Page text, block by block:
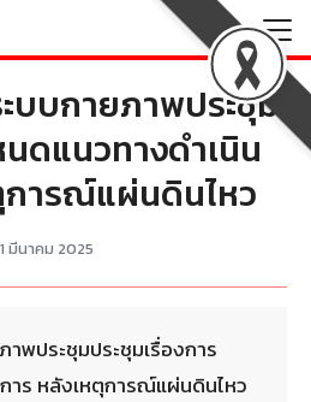
บบกายภาพประชุม
นดแนวทางดำเนิน
การณ์แผ่นดินไหว
มีนาคม 2025
พประชุมประชุมเรื่องการ
าร หลังเหตุการณ์แผ่นดินไหว